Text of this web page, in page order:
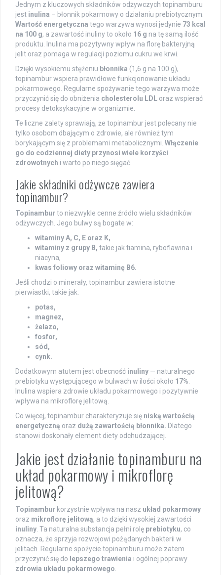
Jednym z kluczowych składników odżywczych topinamburu
jest inulina – błonnik pokarmowy o działaniu prebiotycznym.
Wartość energetyczna tego warzywa wynosi jedynie 73 kcal
na 100 g, a zawartość inuliny to około 16 g na tę samą ilość
produktu. Inulina ma pozytywny wpływ na florę bakteryjną
jelit oraz pomaga w regulacji poziomu cukru we krwi.
Dzięki wysokiemu stężeniu błonnika (1,6 g na 100 g),
topinambur wspiera prawidłowe funkcjonowanie układu
pokarmowego. Regularne spożywanie tego warzywa może
przyczynić się do obniżenia cholesterolu LDL oraz wspierać
procesy detoksykacyjne w organizmie.
Te liczne zalety sprawiają, że topinambur jest polecany nie
tylko osobom dbającym o zdrowie, ale również tym
borykającym się z problemami metabolicznymi. Włączenie
go do codziennej diety przynosi wiele korzyści
zdrowotnych i warto po niego sięgać.
Jakie składniki odżywcze zawiera
topinambur?
Topinambur to niezwykle cenne źródło wielu składników
odżywczych. Jego bulwy są bogate w:
witaminy A, C, E oraz K,
witaminy z grupy B, takie jak tiamina, ryboflawina i
niacyna,
kwas foliowy oraz witaminę B6.
Jeśli chodzi o minerały, topinambur zawiera istotne
pierwiastki, takie jak:
potas,
magnez,
żelazo,
fosfor,
sód,
cynk.
Dodatkowym atutem jest obecność inuliny — naturalnego
prebiotyku występującego w bulwach w ilości około 17%.
Inulina wspiera zdrowie układu pokarmowego i pozytywnie
wpływa na mikroflorę jelitową.
Co więcej, topinambur charakteryzuje się niską wartością
energetyczną oraz dużą zawartością błonnika. Dlatego
stanowi doskonały element diety odchudzającej.
Jakie jest działanie topinamburu na
układ pokarmowy i mikroflorę
jelitową?
Topinambur korzystnie wpływa na nasz układ pokarmowy
oraz mikroflorę jelitową, a to dzięki wysokiej zawartości
inuliny. Ta naturalna substancja pełni rolę prebiotyku, co
oznacza, że sprzyja rozwojowi pożądanych bakterii w
jelitach. Regularne spożycie topinamburu może zatem
przyczynić się do lepszego trawienia i ogólnej poprawy
zdrowia układu pokarmowego.